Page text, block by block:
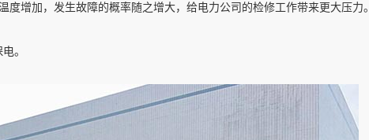
增加，发生故障的概率随之增大，给电力公司的检修工作带来更大压力。
。